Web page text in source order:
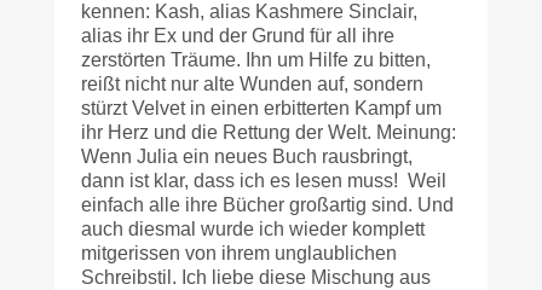
kennen: Kash, alias Kashmere Sinclair,
alias ihr Ex und der Grund für all ihre
zerstörten Träume. Ihn um Hilfe zu bitten,
reißt nicht nur alte Wunden auf, sondern
stürzt Velvet in einen erbitterten Kampf um
ihr Herz und die Rettung der Welt. Meinung:
Wenn Julia ein neues Buch rausbringt,
dann ist klar, dass ich es lesen muss! Weil
einfach alle ihre Bücher großartig sind. Und
auch diesmal wurde ich wieder komplett
mitgerissen von ihrem unglaublichen
Schreibstil. Ich liebe diese Mischung aus